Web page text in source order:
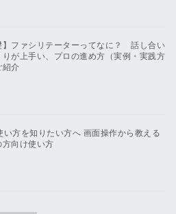
】ファシリテーターってなに？ 話し合い
りが上手い、プロの進め方（実例・実践方
紹介
い方を知りたい方へ 画面操作から教える
向け使い方